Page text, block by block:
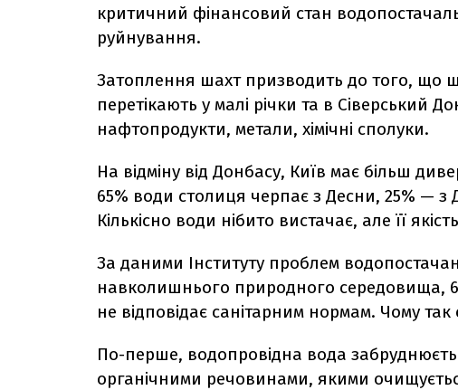
критичний фінансовий стан
руйнування.
Затоплення шахт призводить до того, що
перетікають у малі річки та в Сіверський
нафтопродукти, метали, хімічні сполуки.
На відміну від Донбасу, Київ має більш
65% води столиця черпає з Десни, 25% — з
Кількісно води нібито вистачає, але її
За даними Інституту проблем
навколишнього природного середовища,
не відповідає санітарним нормам. Чому так
По-перше, водопровідна вода
органічними речовинами, якими